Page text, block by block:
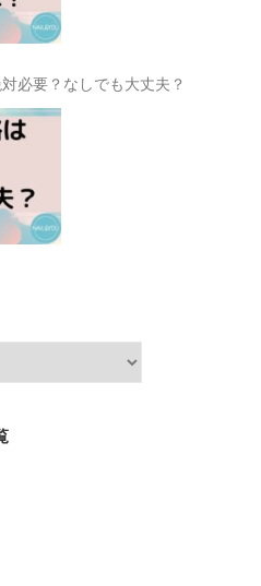
必要？なしでも大丈夫？